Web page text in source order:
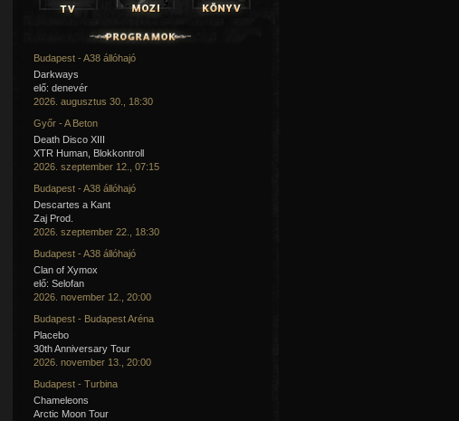
Budapest - A38 állóhajó
Darkways
elő: denevér
2026. augusztus 30., 18:30
Győr - A Beton
Death Disco XIII
XTR Human, Blokkontroll
2026. szeptember 12., 07:15
Budapest - A38 állóhajó
Descartes a Kant
Zaj Prod.
2026. szeptember 22., 18:30
Budapest - A38 állóhajó
Clan of Xymox
elő: Selofan
2026. november 12., 20:00
Budapest - Budapest Aréna
Placebo
30th Anniversary Tour
2026. november 13., 20:00
Budapest - Turbina
Chameleons
Arctic Moon Tour